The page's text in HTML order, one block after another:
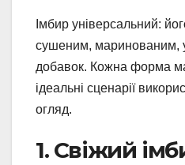
Імбир універсальний:
сушеним, маринованим,
добавок. Кожна форма
ідеальні сценарії
огляд.
1. Свіжий